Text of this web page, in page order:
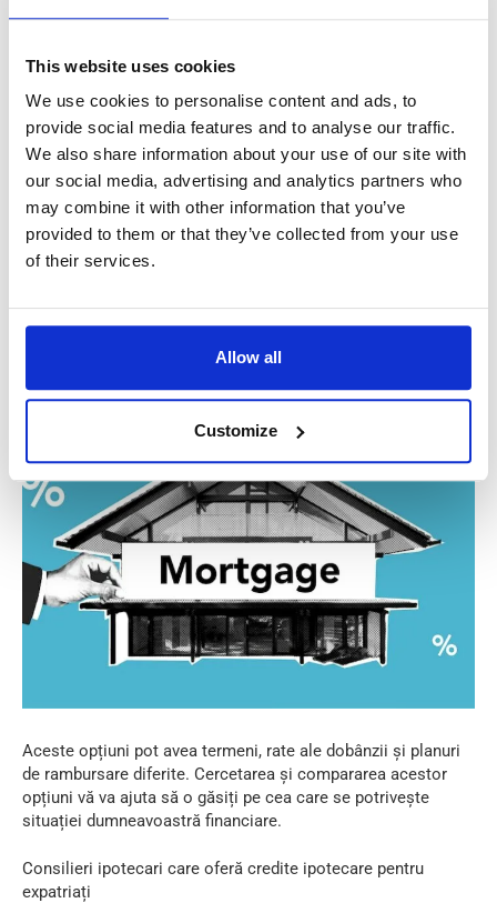
This website uses cookies
We use cookies to personalise content and ads, to
provide social media features and to analyse our traffic.
We also share information about your use of our site with
our social media, advertising and analytics partners who
may combine it with other information that you’ve
provided to them or that they’ve collected from your use
of their services.
Allow all
Customize
percepe o taxă pentru serviciile sale.
agent imobiliar sau la un consilier ipotecar, aceștia
vor percepe de obicei un comision, care reprezintă un
procent din prețul de achiziție.
Explorarea opțiunilor ipotecare
Dacă nu puteți plăti întreaga proprietate în avans, nu vă faceți
cumpărarea unei case. Veți găsi diverse opțiuni de ipotecă în
Olanda în calitate de lucrător străin.
Aceste opțiuni pot avea termeni, rate ale dobânzii și planuri
de rambursare diferite. Cercetarea și compararea acestor
opțiuni vă va ajuta să o găsiți pe cea care se potrivește
situației dumneavoastră financiare.
Consilieri ipotecari care oferă credite ipotecare pentru
expatriați